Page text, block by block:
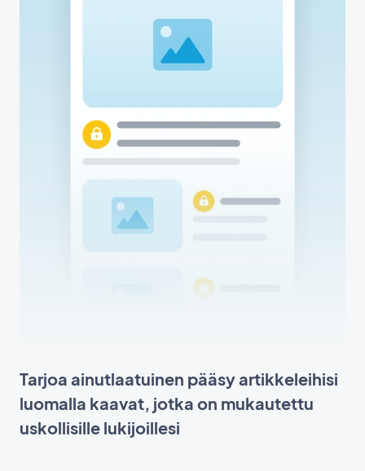
Tarjoa ainutlaatuinen pääsy artikkeleihisi
luomalla kaavat, jotka on mukautettu
uskollisille lukijoillesi